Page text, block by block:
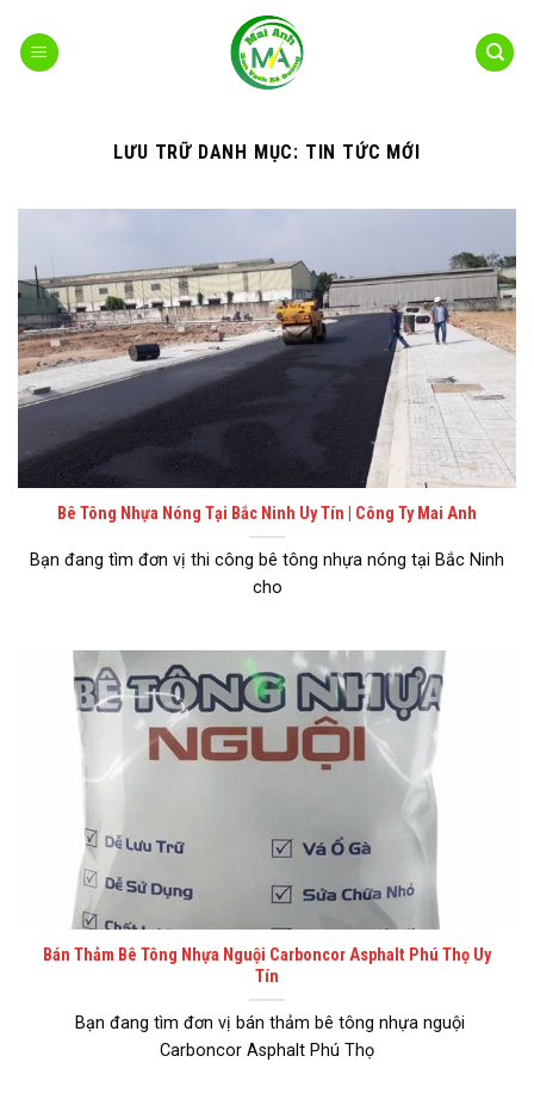
qua
LƯU TRỮ DANH MỤC: TIN TỨC MỚI
Bê Tông Nhựa Nóng Tại Bắc Ninh Uy Tín | Công Ty Mai Anh
Bạn đang tìm đơn vị thi công bê tông nhựa nóng tại Bắc Ninh
cho
Bán Thảm Bê Tông Nhựa Nguội Carboncor Asphalt Phú Thọ Uy
Tín
Bạn đang tìm đơn vị bán thảm bê tông nhựa nguội
Carboncor Asphalt Phú Thọ